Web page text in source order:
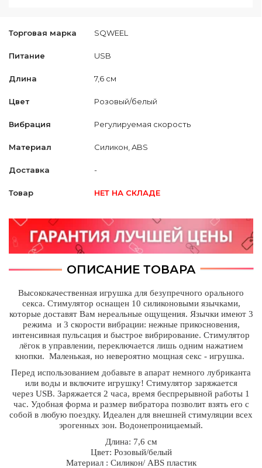
Торговая марка SQWEEL
Питание USB
Длина 7,6 см
Цвет Розовый/белый
Вибрация Регулируемая скорость
Материал Силикон, ABS
Доставка -
Товар НЕТ НА СКЛАДЕ
ОПИСАНИЕ ТОВАРА
Высококачественная игрушка для безупречного орального
секса. Стимулятор оснащен 10 силиконовыми язычками,
которые доставят Вам нереальные ощущения. Язычки имеют 3
режима и 3 скорости вибрации: нежные прикосновения,
интенсивная пульсация и быстрое вибрирование. Стимулятор
лёгок в управлении, переключается лишь одним нажатием
кнопки. Маленькая, но невероятно мощная секс - игрушка.
Перед использованием добавьте в апарат немного лубриканта
или воды и включите игрушку! Стимулятор заряжается
через USB. Заряжается 2 часа, время беспрерывной работы 1
час. Удобная форма и размер вибратора позволит взять его с
собой в любую поездку. Идеален для внешней стимуляции всех
эрогенных зон. Водонепроницаемый.
Длина: 7,6 cм
Цвет: Розовый/белый
Материал : Силикон/ АВS пластик